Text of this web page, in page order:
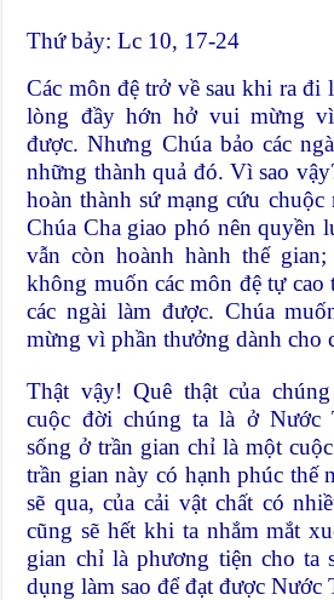
Thứ bảy: Lc 10, 17-24
Các môn đệ trở về sau khi ra đi
lòng đầy hớn hở vui mừng
được. Nhưng Chúa bảo các
những thành quả đó. Vì sao
hoàn thành sứ mạng cứu
Chúa Cha giao phó nên quyền
vẫn còn hoành hành thế
không muốn các môn đệ tự
các ngài làm được. Chúa
mừng vì phần thưởng dành cho
Thật vậy! Quê thật của
cuộc đời chúng ta là ở Nước
sống ở trần gian chỉ là một
trần gian này có hạnh phúc thế
sẽ qua, của cải vật chất có
cũng sẽ hết khi ta nhắm mắt
gian chỉ là phương tiện cho ta
dụng làm sao để đạt được Nước